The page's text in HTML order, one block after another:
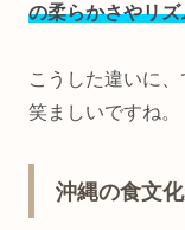
の柔らかさやリ
こうした違いに
笑ましいですね。
沖縄の食文